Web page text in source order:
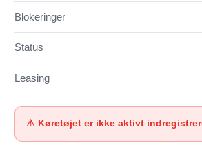
Blokeringer
Status
Leasing
⚠ Køretøjet er ikke aktivt